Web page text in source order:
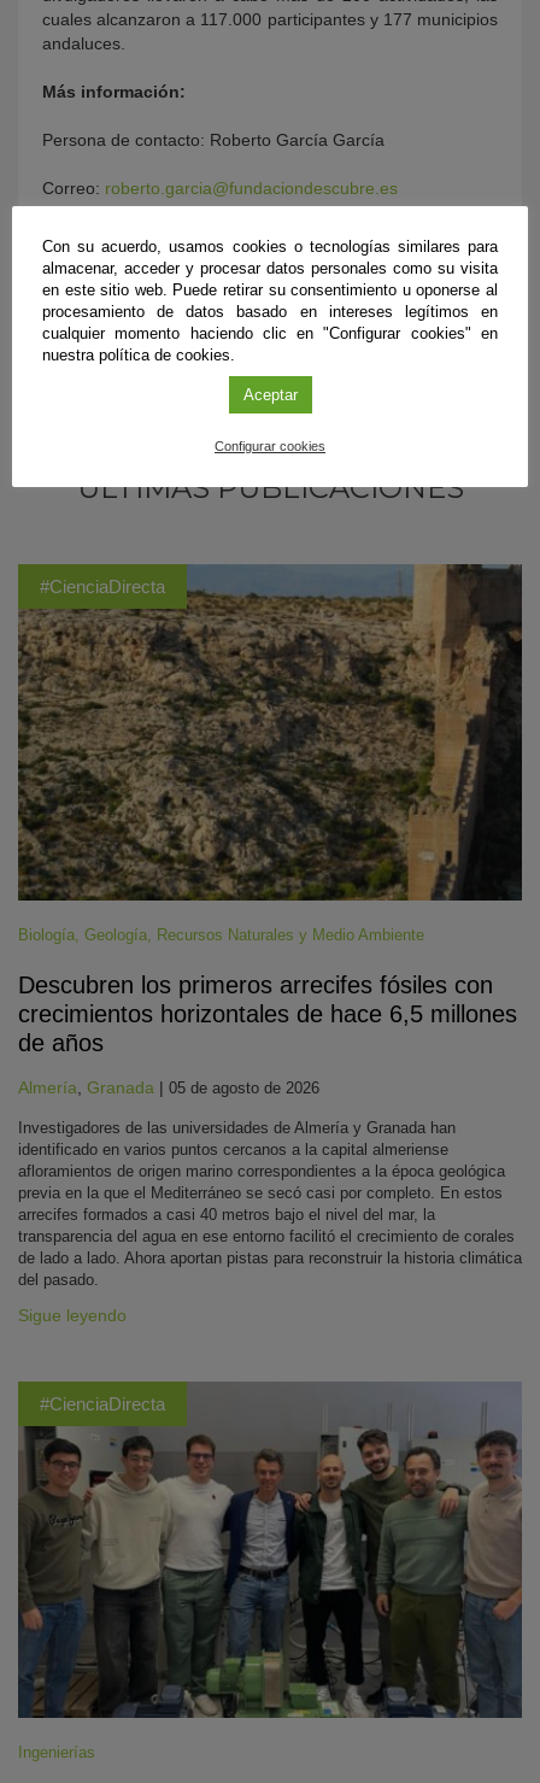
cuales alcanzaron a 117.000 participantes y 177 municipios
andaluces.
Más información:
Persona de contacto: Roberto García García
Correo: roberto.garcia@fundaciondescubre.es
ÚLTIMAS PUBLICACIONES
#CienciaDirecta
Biología Geología Recursos Naturales y Medio Ambiente
Descubren los primeros arrecifes fósiles con
crecimientos horizontales de hace 6,5 millones
de años
Almería Granada | 05 de agosto de 2026
Investigadores de las universidades de Almería y Granada han
identificado en varios puntos cercanos a la capital almeriense
afloramientos de origen marino correspondientes a la época geológica
previa en la que el Mediterráneo se secó casi por completo. En estos
arrecifes formados a casi 40 metros bajo el nivel del mar, la
transparencia del agua en ese entorno facilitó el crecimiento de corales
de lado a lado. Ahora aportan pistas para reconstruir la historia climática
del pasado.
Sigue leyendo
#CienciaDirecta
Ingenierías
Con su acuerdo, usamos cookies o tecnologías similares para
almacenar, acceder y procesar datos personales como su visita
en este sitio web. Puede retirar su consentimiento u oponerse al
procesamiento de datos basado en intereses legítimos en
cualquier momento haciendo clic en "Configurar cookies" en
nuestra política de cookies.
Aceptar
Configurar cookies